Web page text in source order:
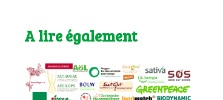
A lire également